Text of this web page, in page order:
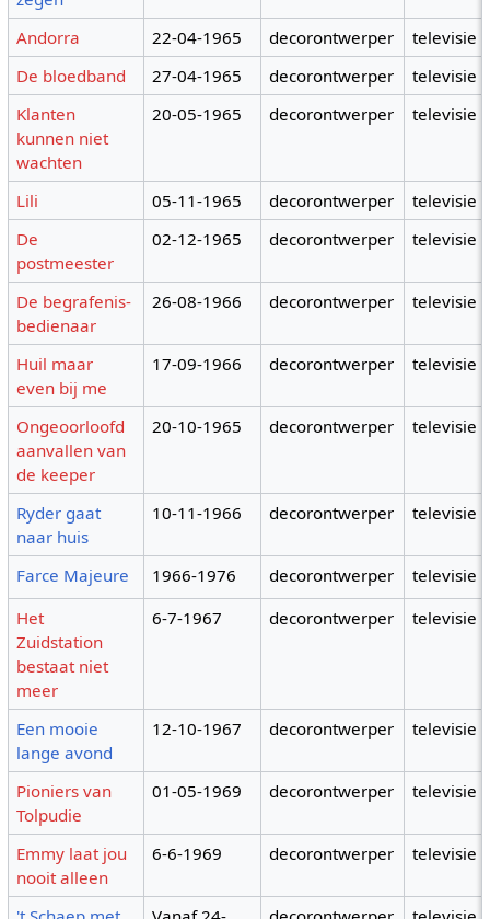
Andorra 22-04-1965 decorontwerper
televisie
De bloedband
27-04-1965 decorontwerper
televisie
Klanten
kunnen niet
wachten
20-05-1965 decorontwerper televisie
Lili 05-11-1965 decorontwerper
televisie
De
postmeester
02-12-1965 decorontwerper televisie
De begrafenis-
bedienaar
26-08-1966 decorontwerper televisie
Huil maar
even bij me
17-09-1966 decorontwerper televisie
Ongeoorloofd
aanvallen van
de keeper
20-10-1965 decorontwerper televisie
Ryder gaat
naar huis
10-11-1966 decorontwerper televisie
Farce Majeure 1966-1976 decorontwerper
televisie
Het
Zuidstation
bestaat niet
meer
6-7-1967 decorontwerper televisie
Een mooie
lange avond
12-10-1967 decorontwerper televisie
Pioniers van
Tolpudie
01-05-1969 decorontwerper televisie
Emmy laat jou
nooit alleen
6-6-1969 decorontwerper televisie